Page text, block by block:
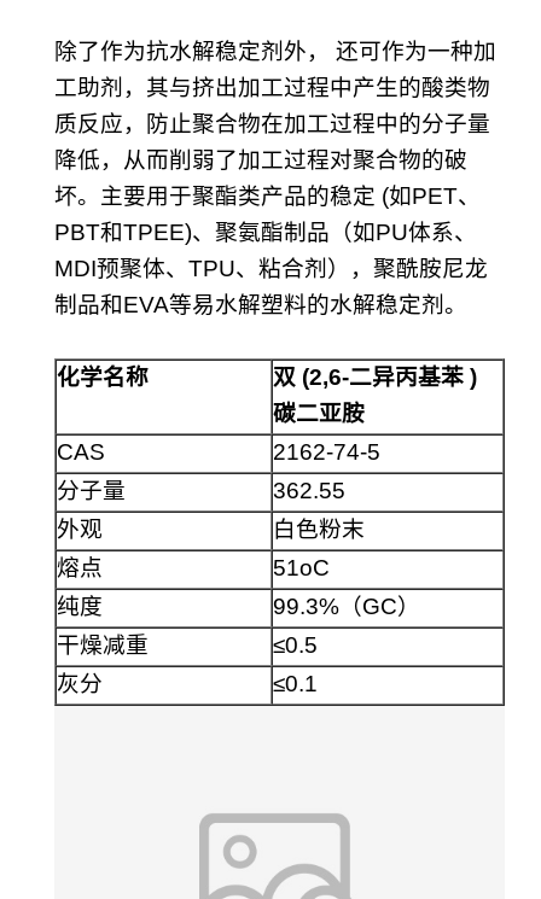
除了作为抗水解稳定剂外， 还可作为一种加
工助剂，其与挤出加工过程中产生的酸类物
质反应，防止聚合物在加工过程中的分子量
降低，从而削弱了加工过程对聚合物的破
坏。主要用于聚酯类产品的稳定 (如PET、
PBT和TPEE)、聚氨酯制品（如PU体系、
MDI预聚体、TPU、粘合剂），聚酰胺尼龙
制品和EVA等易水解塑料的水解稳定剂。
化学名称 双 (2,6-二异丙基苯 )
碳二亚胺
CAS
2162-74-5
分子量
362.55
外观
白色粉末
熔点
51oC
纯度
99.3%（GC）
干燥减重
≤0.5
灰分
≤0.1